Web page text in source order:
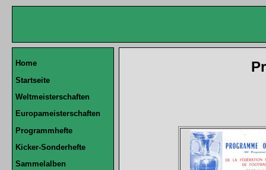
Home
Startseite
Weltmeisterschaften
Europameisterschaften
Programmhefte
Kicker-Sonderhefte
Sammelalben